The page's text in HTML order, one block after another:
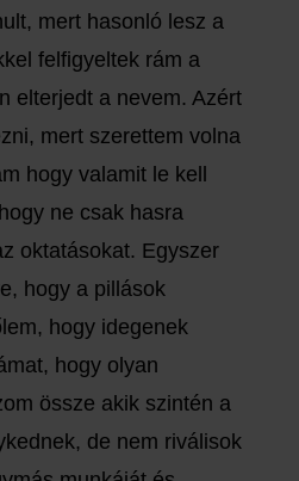
mert hasonló lesz a
felfigyeltek rám a
elterjedt a nevem. Azért
mert szerettem volna
hogy valamit le kell
ne csak hasra
oktatásokat. Egyszer
hogy a pillások
hogy idegenek
hogy olyan
össze akik szintén a
de nem riválisok